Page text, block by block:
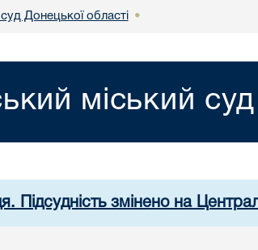
Донецької області •
міський
Підсудність змінено на